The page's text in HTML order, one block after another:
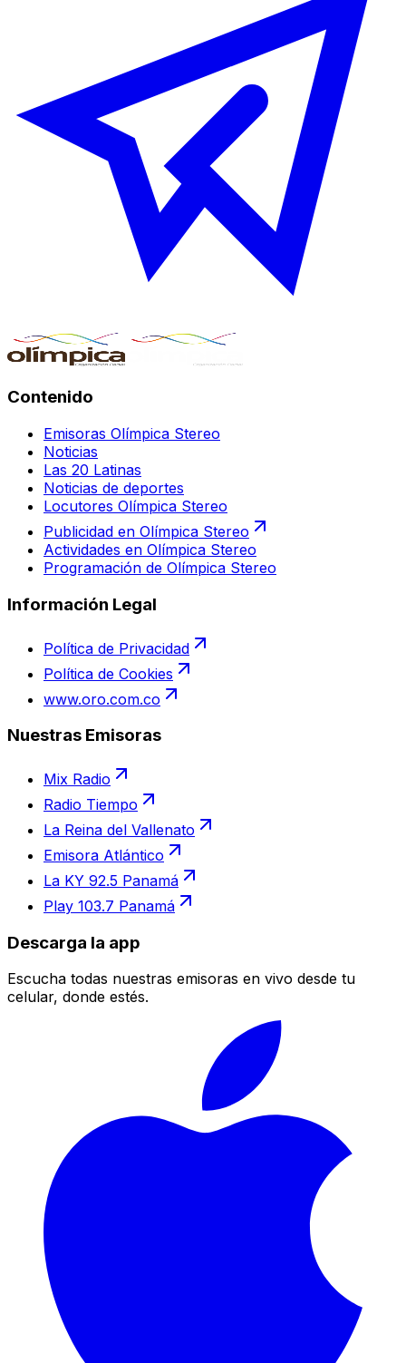
Contenido
Emisoras Olímpica Stereo
Noticias
Las 20 Latinas
Noticias de deportes
Locutores Olímpica Stereo
Publicidad en Olímpica Stereo
Actividades en Olímpica Stereo
Programación de Olímpica Stereo
Información Legal
Política de Privacidad
Política de Cookies
www.oro.com.co
Nuestras Emisoras
Mix Radio
Radio Tiempo
La Reina del Vallenato
Emisora Atlántico
La KY 92.5 Panamá
Play 103.7 Panamá
Descarga la app
Escucha todas nuestras emisoras en vivo desde tu
celular, donde estés.